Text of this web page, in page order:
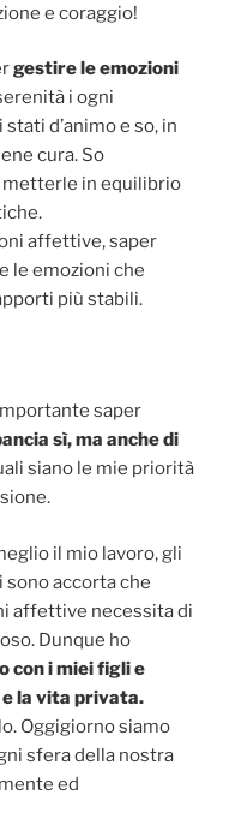
e coraggio!
gestire le emozioni
i ogni
d’animo e so, in
cura. So
metterle in equilibrio
affettive, saper
le emozioni che
più stabili.
saper
sì, ma anche di
siano le mie priorità
il mio lavoro, gli
accorta che
affettive necessita di
Dunque ho
con i miei figli e
la vita privata.
Oggigiorno siamo
sfera della nostra
ed